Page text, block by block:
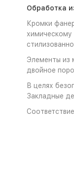
Обработка
Кромки
химическому
Элементы из
двойное
В целях
Закладные